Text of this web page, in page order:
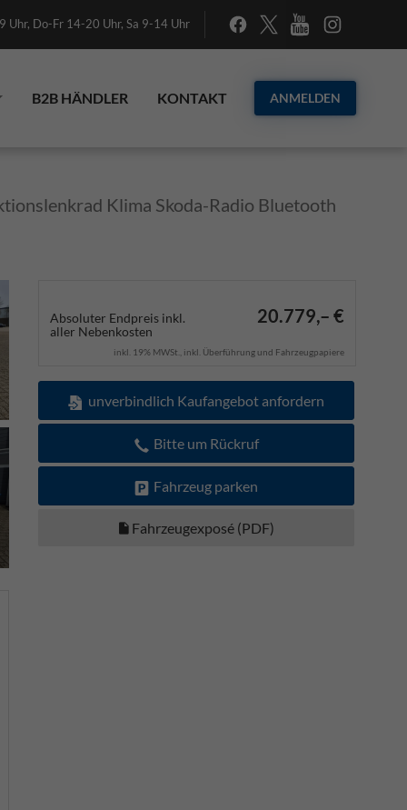
Uhr, Do-Fr 14-20 Uhr, Sa 9-14 Uhr
B2B HÄNDLER KONTAKT ANMELDEN
Klima Skoda-Radio Bluetooth
Absoluter Endpreis inkl.
aller Nebenkosten
20.779,– €
inkl. 19% MWSt., inkl. Überführung und Fahrzeugpapiere
unverbindlich Kaufangebot anfordern
Bitte um Rückruf
Fahrzeug parken
Fahrzeugexposé (PDF)